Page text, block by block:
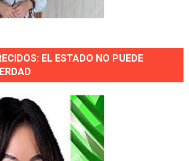
EL ESTADO NO PUEDE